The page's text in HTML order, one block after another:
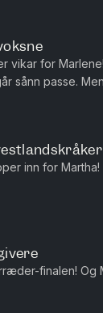
vikar for
sånn passe.
inn for
finalen! Og